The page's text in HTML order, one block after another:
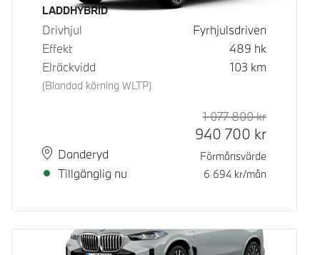
Bränsle
LADDHYBRID
Drivhjul
Fyrhjulsdriven
Effekt
489 hk
Elräckvidd
(Blandad körning WLTP)
103 km
PlatsDanderyd
Leveranstid
Tillgänglig nu
Rek. ord
1 077 800kr
940 700 kr
Förmånsvärde
6 694 kr/mån